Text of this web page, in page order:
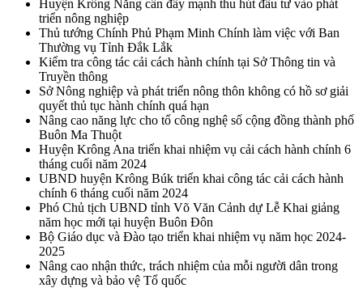
Huyện Krông Năng cần đẩy mạnh thu hút đầu tư vào phát
triển nông nghiệp
Thủ tướng Chính Phủ Phạm Minh Chính làm việc với Ban
Thường vụ Tỉnh Đắk Lắk
Kiểm tra công tác cải cách hành chính tại Sở Thông tin và
Truyền thông
Sở Nông nghiệp và phát triển nông thôn không có hồ sơ giải
quyết thủ tục hành chính quá hạn
Nâng cao năng lực cho tổ công nghệ số cộng đồng thành phố
Buôn Ma Thuột
Huyện Krông Ana triển khai nhiệm vụ cải cách hành chính 6
tháng cuối năm 2024
UBND huyện Krông Búk triển khai công tác cải cách hành
chính 6 tháng cuối năm 2024
Phó Chủ tịch UBND tỉnh Võ Văn Cảnh dự Lễ Khai giảng
năm học mới tại huyện Buôn Đôn
Bộ Giáo dục và Đào tạo triển khai nhiệm vụ năm học 2024-
2025
Nâng cao nhận thức, trách nhiệm của mỗi người dân trong
xây dựng và bảo vệ Tổ quốc